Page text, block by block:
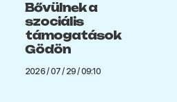
Bővülnek a
szociális
támogatások
Gödön
2026 / 07 / 29 / 09:10